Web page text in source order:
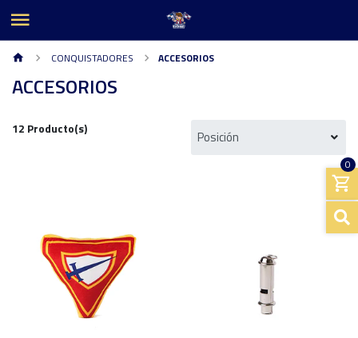
0
CONQUISTADORES ACCESORIOS
ACCESORIOS
12 Producto(s)